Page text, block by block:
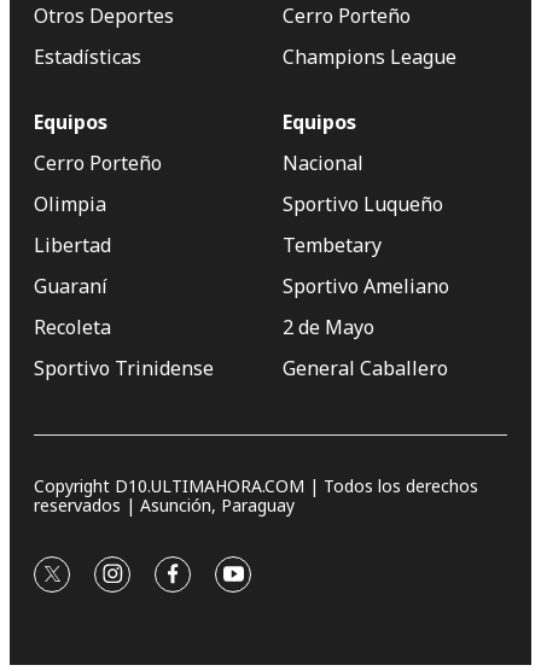
Otros Deportes
Estadísticas
Cerro Porteño
Champions League
Equipos
Cerro Porteño
Olimpia
Libertad
Guaraní
Recoleta
Sportivo Trinidense
Equipos
Nacional
Sportivo Luqueño
Tembetary
Sportivo Ameliano
2 de Mayo
General Caballero
Copyright D10.ULTIMAHORA.COM | Todos los derechos
reservados | Asunción, Paraguay
twitterinstagram
facebookyoutube